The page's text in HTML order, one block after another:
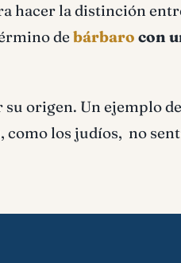
hacer la distinción
de bárbaro con
origen. Un ejemplo de
como los judíos, no